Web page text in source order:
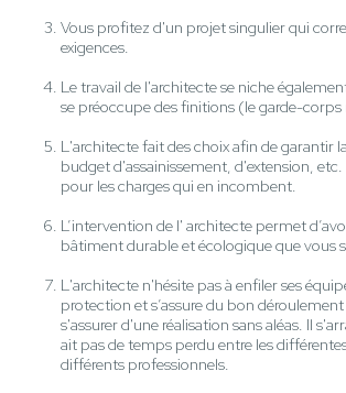
Vous profitez d'un projet singulier qui
exigences.
Le travail de l'architecte se niche
se préoccupe des finitions (le garde-
L'architecte fait des choix afin de garantir
budget d'assainissement, d'extension,
pour les charges qui en incombent.
L’intervention de l' architecte permet
bâtiment durable et écologique que vous
L'architecte n'hésite pas à enfiler ses
protection et s’assure du bon
s'assurer d'une réalisation sans aléas. Il
ait pas de temps perdu entre les
différents professionnels.